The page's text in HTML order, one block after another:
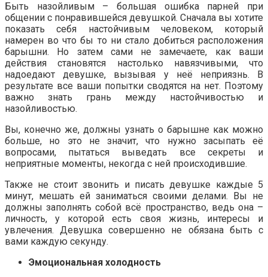
Быть назойливым – большая ошибка парней при
общении с понравившейся девушкой. Сначала вы хотите
показать себя настойчивым человеком, который
намерен во что бы то ни стало добиться расположения
барышни. Но затем сами не замечаете, как ваши
действия становятся настолько навязчивыми, что
надоедают девушке, вызывая у неё неприязнь. В
результате все ваши попытки сводятся на нет. Поэтому
важно знать грань между настойчивостью и
назойливостью.
Вы, конечно же, должны узнать о барышне как можно
больше, но это не значит, что нужно засыпать её
вопросами, пытаться выведать все секреты и
неприятные моменты, некогда с ней происходившие.
Также не стоит звонить и писать девушке каждые 5
минут, мешать ей заниматься своими делами. Вы не
должны заполнять собой всё пространство, ведь она –
личность, у которой есть своя жизнь, интересы и
увлечения. Девушка совершенно не обязана быть с
вами каждую секунду.
Эмоциональная холодность